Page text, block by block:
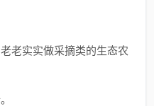
老实实做采摘类的生态农